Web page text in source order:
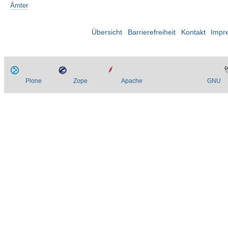
Ämter
Übersicht Barrierefreiheit Kontakt
Plone Zope Apache GNU